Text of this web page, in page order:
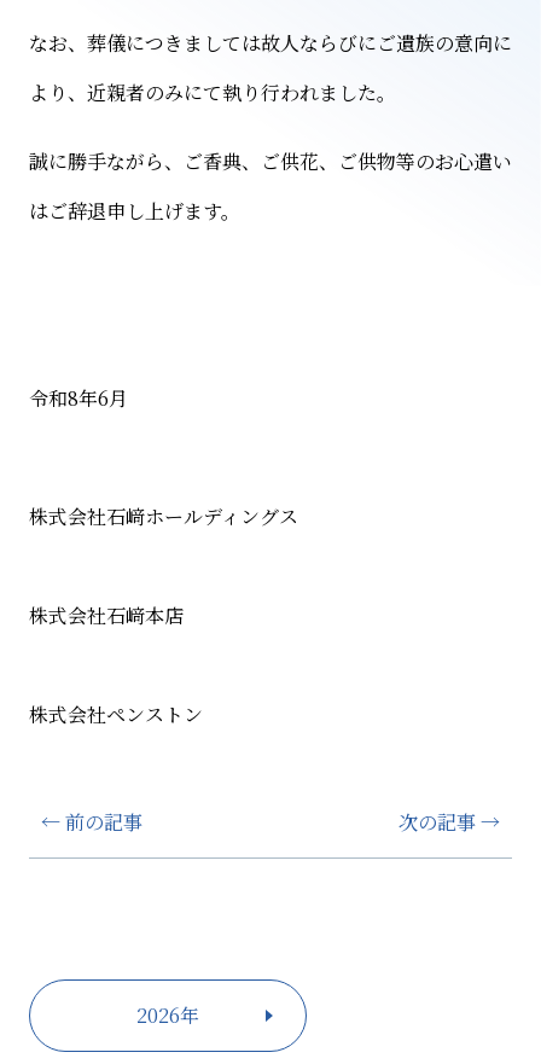
プライバシーポリシー
なお、葬儀につきましては故人ならびにご遺族の意向に
より、近親者のみにて執り行われました。
誠に勝手ながら、ご香典、ご供花、ご供物等のお心遣い
はご辞退申し上げます。
令和8年6月
株式会社石﨑ホールディングス
株式会社石﨑本店
株式会社ペンストン
← 前の記事 次の記事 →
2026年